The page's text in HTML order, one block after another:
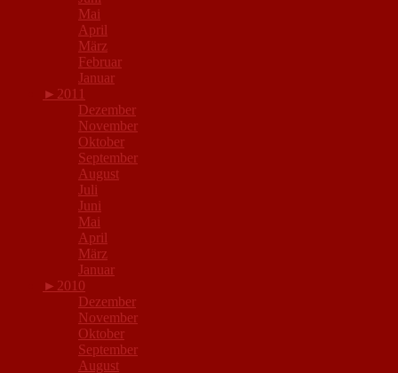
Mai
April
März
Februar
Januar
► 2011
Dezember
November
Oktober
September
August
Juli
Juni
Mai
April
März
Januar
► 2010
Dezember
November
Oktober
September
August